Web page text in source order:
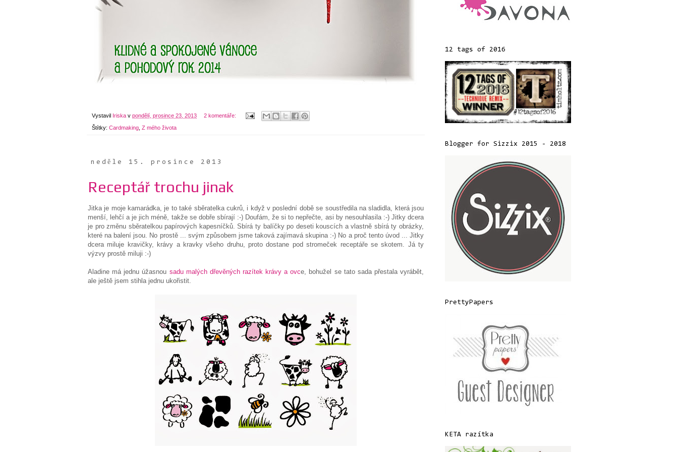
Vystavil Iriska v pondělí, prosince 23, 2013 2 komentáře:
Štítky: Cardmaking Z mého života
neděle 15. prosince 2013
Receptář trochu jinak
Jitka je moje kamarádka, je to také sběratelka cukrů, i když v poslední době se soustředila na sladidla, která jsou
menší, lehčí a je jich méně, takže se dobře sbírají :-) Doufám, že si to nepřečte, asi by nesouhlasila :-) Jitky dcera
je pro změnu sběratelkou papírových kapesníčků. Sbírá ty balíčky po deseti kouscích a vlastně sbírá ty obrázky,
které na balení jsou. No prostě ... svým způsobem jsme taková zajímavá skupina :-) No a proč tento úvod ... Jitky
dcera miluje kravičky, krávy a kravky všeho druhu, proto dostane pod stromeček receptáře se skotem. Já ty
výzvy prostě miluji :-)
Aladine má jednu úžasnou sadu malých dřevěných razítek krávy a ovce, bohužel se tato sada přestala vyrábět,
ale ještě jsem stihla jednu ukořistit.
12 tags of 2016
Blogger for Sizzix 2015 - 2018
PrettyPapers
KETA razítka